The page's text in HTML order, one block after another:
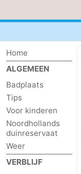
Home
ALGEMEEN
Badplaats
Tips
Voor kinderen
Noordhollands
duinreservaat
Weer
VERBLIJF